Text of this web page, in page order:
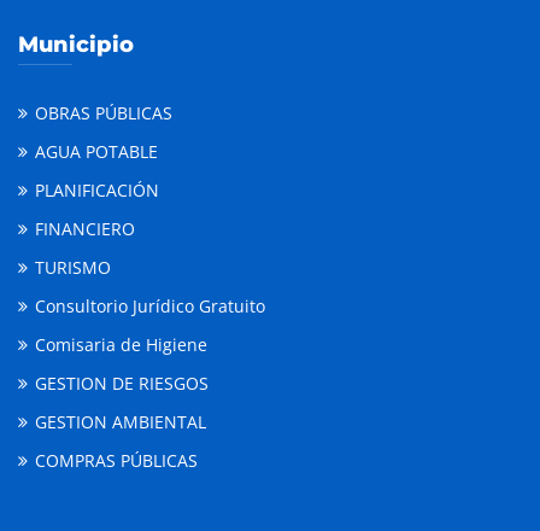
Municipio
OBRAS PÚBLICAS
AGUA POTABLE
PLANIFICACIÓN
FINANCIERO
TURISMO
Consultorio Jurídico Gratuito
Comisaria de Higiene
GESTION DE RIESGOS
GESTION AMBIENTAL
COMPRAS PÚBLICAS